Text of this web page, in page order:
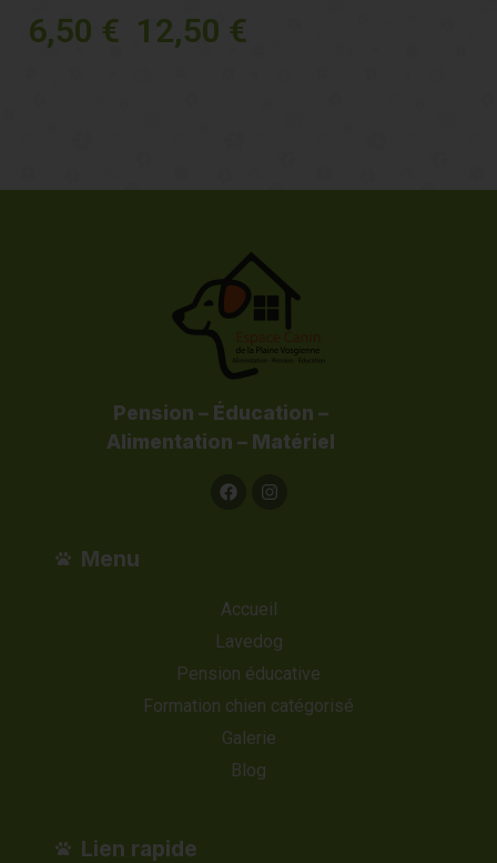
6,50 € 12,50 €
Pension – Éducation –
Alimentation – Matériel
Menu
Accueil
Lavedog
Pension éducative
Formation chien catégorisé
Galerie
Blog
Lien rapide